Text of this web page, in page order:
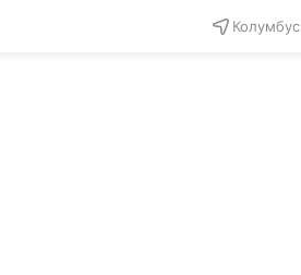
Колумбус